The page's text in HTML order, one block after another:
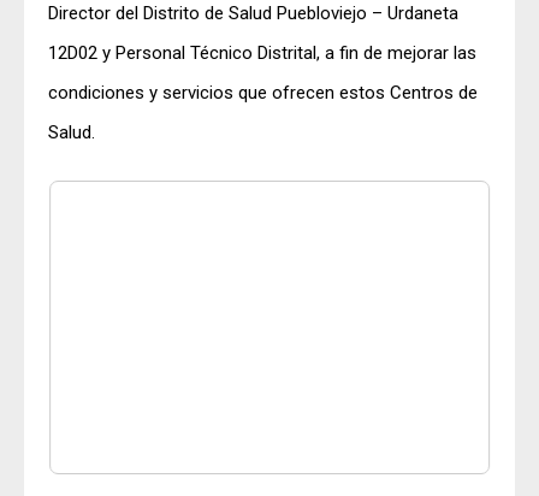
Director del Distrito de Salud Puebloviejo – Urdaneta
12D02 y Personal Técnico Distrital, a fin de mejorar las
condiciones y servicios que ofrecen estos Centros de
Salud.